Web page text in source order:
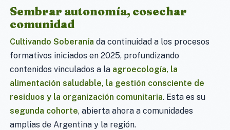
Sembrar autonomía, cosechar
comunidad
Cultivando Soberanía da continuidad a los procesos
formativos iniciados en 2025, profundizando
contenidos vinculados a la agroecología, la
alimentación saludable, la gestión consciente de
residuos y la organización comunitaria. Esta es su
segunda cohorte, abierta ahora a comunidades
amplias de Argentina y la región.